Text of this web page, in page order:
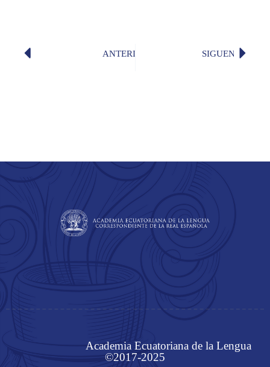
ANTERIOR Video: Conferencia «La
SIGUENTE
Academia Ecuatoriana de la Lengua
©2017-2025